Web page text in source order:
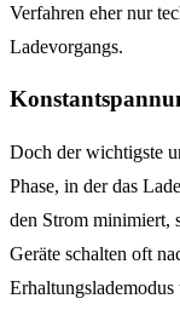
Verfahren eher nur
Ladevorgangs.
Doch der wichtigste
Phase, in der das
den Strom minimiert,
Geräte schalten oft